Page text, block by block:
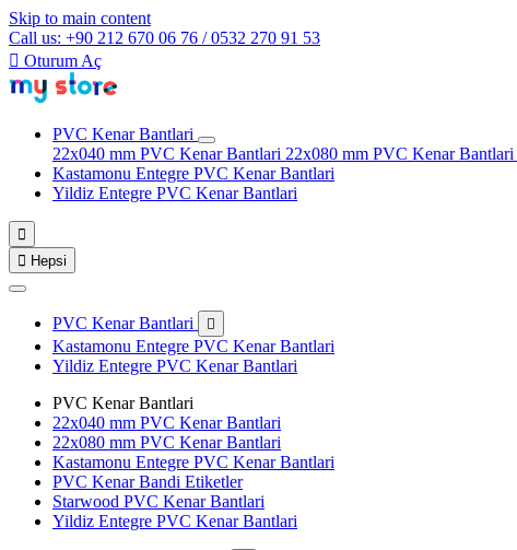
Skip to main content
Call us: +90 212 670 06 76 / 0532 270 91 53
 Oturum Aç
PVC Kenar Bantlari
22x040 mm PVC Kenar Bantlari 22x080 mm PVC Kenar Bantlari
Kastamonu Entegre PVC Kenar Bantlari
Yildiz Entegre PVC Kenar Bantlari

 Hepsi
PVC Kenar Bantlari 
Kastamonu Entegre PVC Kenar Bantlari
Yildiz Entegre PVC Kenar Bantlari
PVC Kenar Bantlari
22x040 mm PVC Kenar Bantlari
22x080 mm PVC Kenar Bantlari
Kastamonu Entegre PVC Kenar Bantlari
PVC Kenar Bandi Etiketler
Starwood PVC Kenar Bantlari
Yildiz Entegre PVC Kenar Bantlari